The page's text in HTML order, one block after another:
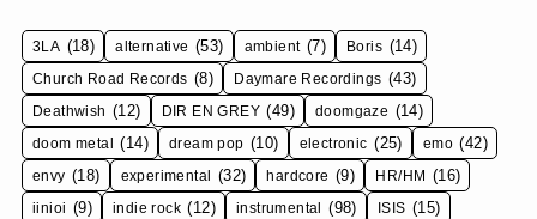
3LA (18) alternative (53) ambient (7) Boris (14)
Church Road Records (8) Daymare Recordings (43)
Deathwish (12) DIR EN GREY (49) doomgaze (14)
doom metal (14) dream pop (10) electronic (25) emo (42)
envy (18) experimental (32) hardcore (9) HR/HM (16)
iinioi (9) indie rock (12) instrumental (98) ISIS (15)